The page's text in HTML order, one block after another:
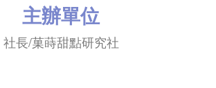
主辦單位
社長/菓蒔甜點研究社